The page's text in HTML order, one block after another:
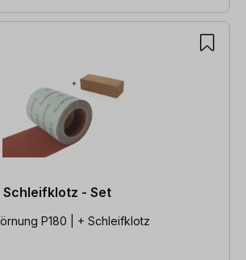
- Set
P180 | + Schleifklotz